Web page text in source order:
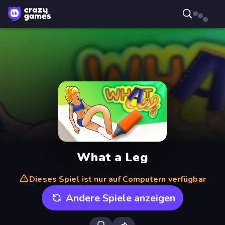
What a Leg
Dieses Spiel ist nur auf Computern verfügbar
Andere Spiele anzeigen